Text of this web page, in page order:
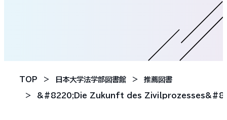
TOP 日本大学法学部図書館 推薦図書
&#8220;Die Zukunft des